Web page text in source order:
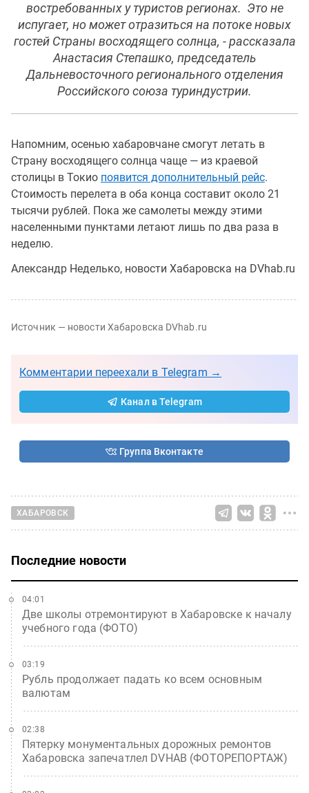
востребованных у туристов регионах. Это не
испугает, но может отразиться на потоке новых
гостей Страны восходящего солнца, - рассказала
Анастасия Степашко, председатель
Дальневосточного регионального отделения
Российского союза туриндустрии.
Напомним, осенью хабаровчане смогут летать в
Страну восходящего солнца чаще — из краевой
столицы в Токио появится дополнительный рейс.
Стоимость перелета в оба конца составит около 21
тысячи рублей. Пока же самолеты между этими
населенными пунктами летают лишь по два раза в
неделю.
Александр Неделько, новости Хабаровска на DVhab.ru
Источник — новости Хабаровска DVhab.ru
Комментарии переехали в Telegram →
Канал в Telegram
Группа Вконтакте
ХАБАРОВСК
Последние новости
Две школы отремонтируют в Хабаровске к началу
учебного года (ФОТО)
04:01
Рубль продолжает падать ко всем основным
валютам
03:19
Пятерку монументальных дорожных ремонтов
Хабаровска запечатлел DVHAB (ФОТОРЕПОРТАЖ)
02:38